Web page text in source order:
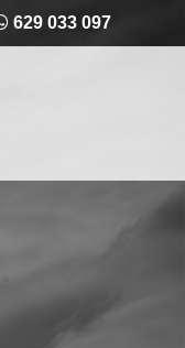
629 033 097